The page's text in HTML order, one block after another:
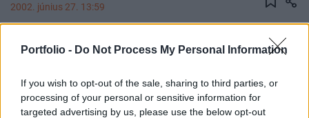
Portfolio - Do Not Process My Personal Information
If you wish to opt-out of the sale, sharing to third parties, or
processing of your personal or sensitive information for
targeted advertising by us, please use the below opt-out
2002. június 27. 13:59
Hungagent Kereskedelmi RT részvényeire a BÉT honlapján
2002.június 25-én megjelent nyilvános vételi ajánlat
2002.június 27-től 2002.július 26-ig érvényes.